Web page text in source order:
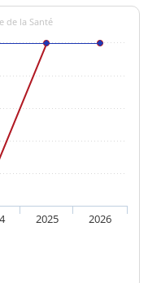
de la Santé
2025 2026